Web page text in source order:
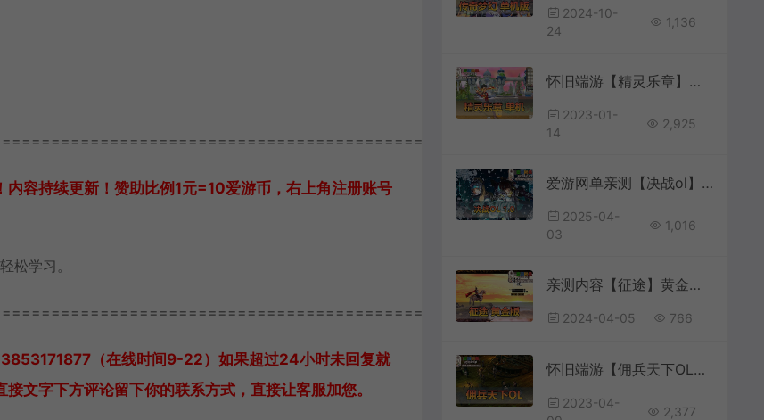
容持续更新！赞助比例1元=10爱游币，右上角注册账号
松学习。
（在线时间9-22） 如果超过24小时未回复就
文字下方评论留下你的联系方式，直接让客服加您。
2024-10-
24
1,136
怀旧端游【精灵乐章】虚拟机一键端视频安装教程GM命令可刷金币等级
2023-01-
14
2,925
爱游网单亲测【决战ol】1.0怀旧版 内辅 GM命令刷物品道具 网游单机商业底端改虚拟机一键端视频按照教学+win手工外网端
2025-04-
03
1,016
亲测内容【征途】黄金版带任务剧情GM后台视频安装教学虚拟机一键端爱游网单亲测整合
2024-04-05 766
怀旧端游【佣兵天下OL】win10/11虚拟机运行+win7本机免虚拟机运行+视频安装教程GM工具
2023-04-
2,377